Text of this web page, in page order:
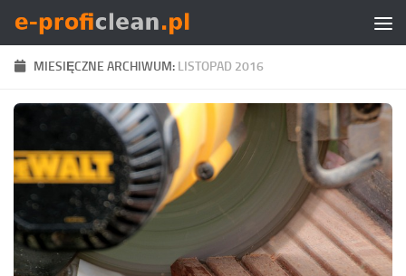
Skip to content
MIESIĘCZNE ARCHIWUM: LISTOPAD 2016